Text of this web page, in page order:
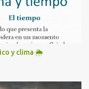
y clima 🌦️